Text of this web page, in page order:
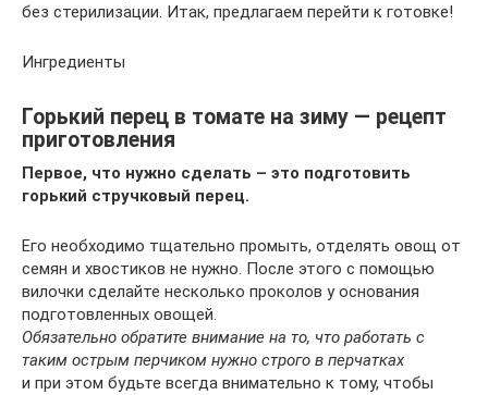
без стерилизации. Итак, предлагаем перейти к готовке!
Ингредиенты
Горький перец в томате на зиму — рецепт
приготовления
Первое, что нужно сделать – это подготовить
горький стручковый перец.
Его необходимо тщательно промыть, отделять овощ от
семян и хвостиков не нужно. После этого с помощью
вилочки сделайте несколько проколов у основания
подготовленных овощей.
Обязательно обратите внимание на то, что работать с
таким острым перчиком нужно строго в перчатках
и при этом будьте всегда внимательно к тому, чтобы